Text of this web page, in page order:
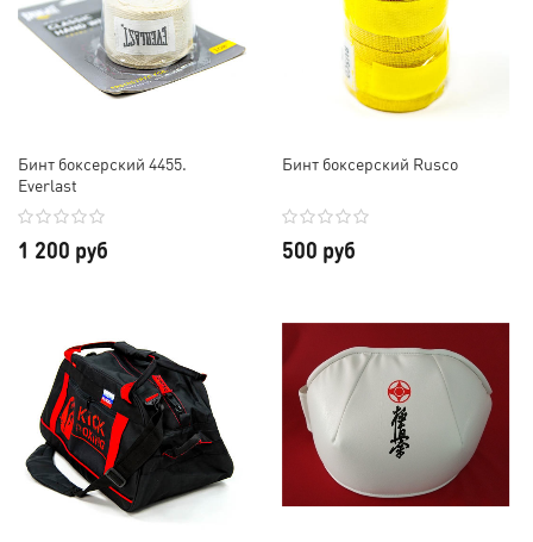
Бинт боксерский 4455.
Everlast
1 200 руб
Бинт боксерский Rusco
500 руб